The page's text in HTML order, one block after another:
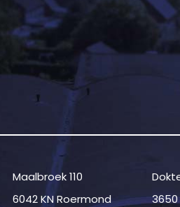
Maalbroek 110
6042 KN Roermond